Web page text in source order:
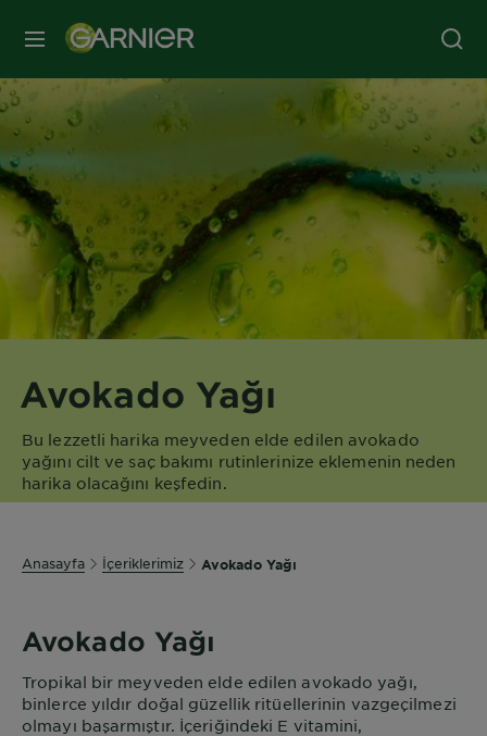
MENÜ
Avokado Yağı
Bu lezzetli harika meyveden elde edilen avokado
yağını cilt ve saç bakımı rutinlerinize eklemenin neden
harika olacağını keşfedin.
Anasayfa İçeriklerimiz Avokado Yağı
Avokado Yağı
Tropikal bir meyveden elde edilen avokado yağı,
binlerce yıldır doğal güzellik ritüellerinin vazgeçilmezi
olmayı başarmıştır. İçeriğindeki E vitamini,